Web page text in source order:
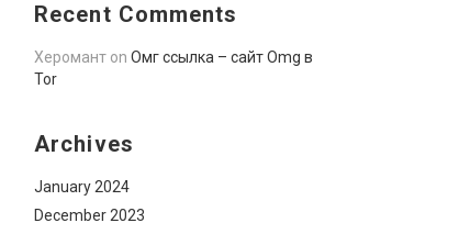
Recent Comments
Херомант on Омг ссылка – сайт Omg в
Tor
Archives
January 2024
December 2023